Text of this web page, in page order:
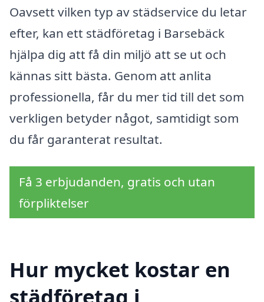
Oavsett vilken typ av städservice du letar
efter, kan ett städföretag i Barsebäck
hjälpa dig att få din miljö att se ut och
kännas sitt bästa. Genom att anlita
professionella, får du mer tid till det som
verkligen betyder något, samtidigt som
du får garanterat resultat.
Få 3 erbjudanden, gratis och utan
förpliktelser
Hur mycket kostar en